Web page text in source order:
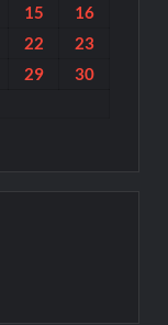
15
16
22
23
29 30